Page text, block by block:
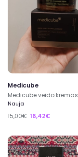
Medicube
Medicube veido kremas
Nauja
15,00€ 16,42€